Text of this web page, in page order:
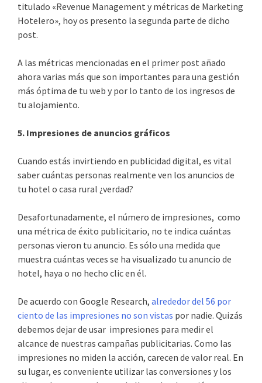
titulado «Revenue Management y métricas de Marketing
Hotelero», hoy os presento la segunda parte de dicho
post.
A las métricas mencionadas en el primer post añado
ahora varias más que son importantes para una gestión
más óptima de tu web y por lo tanto de los ingresos de
tu alojamiento.
5. Impresiones de anuncios gráficos
Cuando estás invirtiendo en publicidad digital, es vital
saber cuántas personas realmente ven los anuncios de
tu hotel o casa rural ¿verdad?
Desafortunadamente, el número de impresiones, como
una métrica de éxito publicitario, no te indica cuántas
personas vieron tu anuncio. Es sólo una medida que
muestra cuántas veces se ha visualizado tu anuncio de
hotel, haya o no hecho clic en él.
De acuerdo con Google Research, alrededor del 56 por
ciento de las impresiones no son vistas por nadie. Quizás
debemos dejar de usar impresiones para medir el
alcance de nuestras campañas publicitarias. Como las
impresiones no miden la acción, carecen de valor real. En
su lugar, es conveniente utilizar las conversiones y los